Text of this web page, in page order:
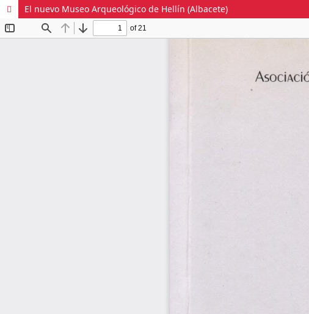
El nuevo Museo Arqueológico de Hellín (Albacete)